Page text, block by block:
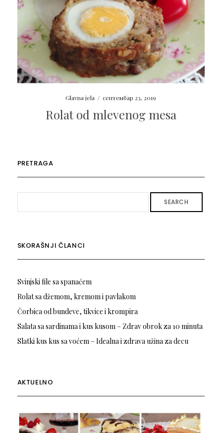
Glavna jela / септембар 23, 2019
Rolat od mlevenog mesa
PRETRAGA
SEARCH
SKORAŠNJI ČLANCI
Svinjski file sa spanaćem
Rolat sa džemom, kremom i pavlakom
Čorbica od bundeve, tikvice i krompira
Salata sa sardinama i kus kusom – Zdrav obrok za 10 minuta
Slatki kus kus sa voćem – Idealna i zdrava užina za decu
AKTUELNO